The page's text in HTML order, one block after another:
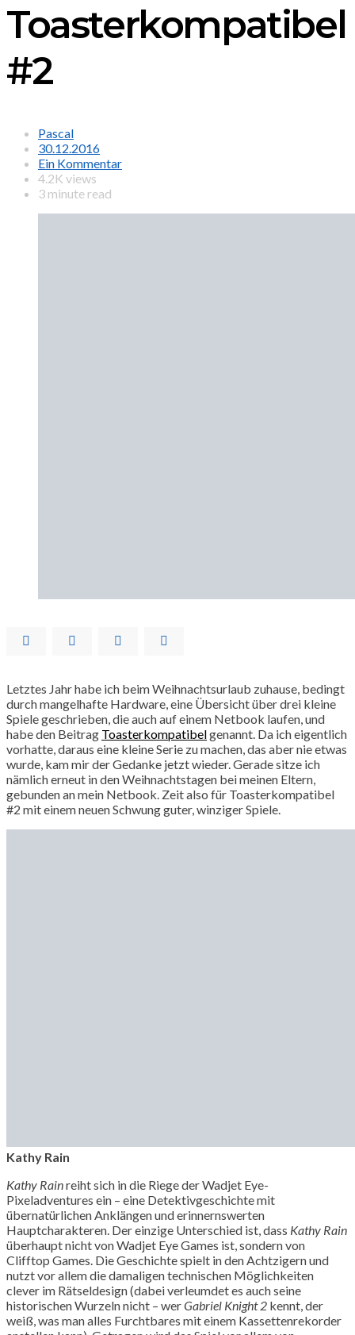
Toasterkompatibel
#2
Pascal
30.12.2016
Ein Kommentar
4.2K views
3 minute read
Letztes Jahr habe ich beim Weihnachtsurlaub zuhause, bedingt
durch mangelhafte Hardware, eine Übersicht über drei kleine
Spiele geschrieben, die auch auf einem Netbook laufen, und
habe den Beitrag Toasterkompatibelgenannt. Da ich eigentlich
vorhatte, daraus eine kleine Serie zu machen, das aber nie etwas
wurde, kam mir der Gedanke jetzt wieder. Gerade sitze ich
nämlich erneut in den Weihnachtstagen bei meinen Eltern,
gebunden an mein Netbook. Zeit also für Toasterkompatibel
#2 mit einem neuen Schwung guter, winziger Spiele.
Kathy Rain
Kathy Rainreiht sich in die Riege der Wadjet Eye-
Pixeladventures ein – eine Detektivgeschichte mit
übernatürlichen Anklängen und erinnernswerten
Hauptcharakteren. Der einzige Unterschied ist, dass Kathy Rain
überhaupt nicht von Wadjet Eye Games ist, sondern von
Clifftop Games. Die Geschichte spielt in den Achtzigern und
nutzt vor allem die damaligen technischen Möglichkeiten
clever im Rätseldesign (dabei verleumdet es auch seine
historischen Wurzeln nicht – werGabriel Knight 2 kennt, der
weiß, was man alles Furchtbares mit einem Kassettenrekorder